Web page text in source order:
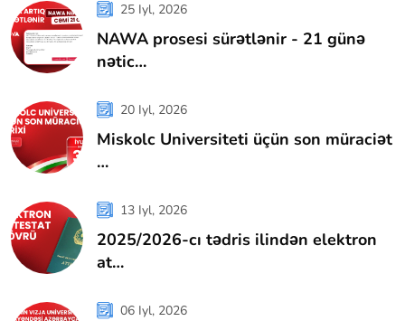
25 Iyl, 2026
NAWA prosesi sürətlənir - 21 günə
nətic…
20 Iyl, 2026
Miskolc Universiteti üçün son müraciət
…
13 Iyl, 2026
2025/2026-cı tədris ilindən elektron
at…
06 Iyl, 2026